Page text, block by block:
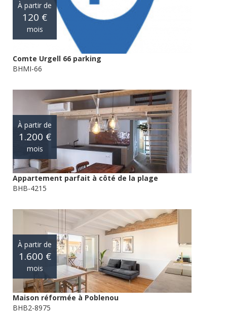
À partir de
120 €
mois
Comte Urgell 66 parking
BHMI-66
À partir de
1.200 €
mois
Appartement parfait à côté de la plage
BHB-4215
À partir de
1.600 €
mois
Maison réformée à Poblenou
BHB2-8975